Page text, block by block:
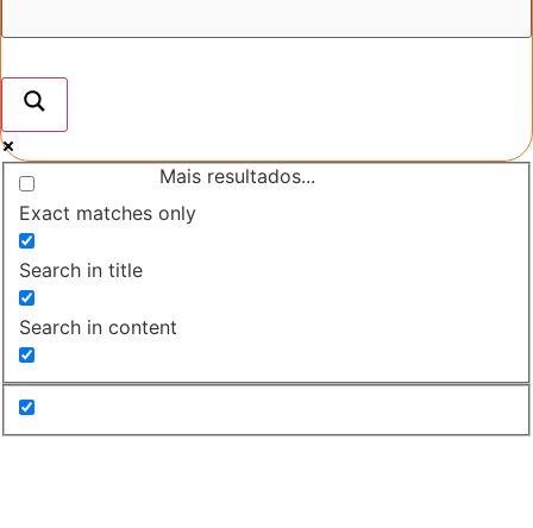
Mais resultados...
Exact matches only
Search in title
Search in content